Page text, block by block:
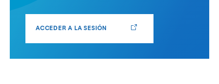
ACCEDER A LA SESIÓN